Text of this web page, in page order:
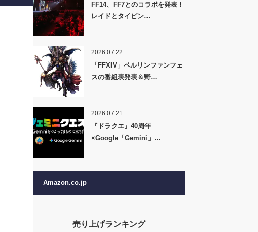
FF14、FF7とのコラボを発表！
レイドとタイピン…
2026.07.22
「FFXIV」ベルリンファンフェ
スの番組表発表＆野…
2026.07.21
『ドラクエ』40周年
×Google「Gemini」…
Amazon.co.jp
売り上げランキング